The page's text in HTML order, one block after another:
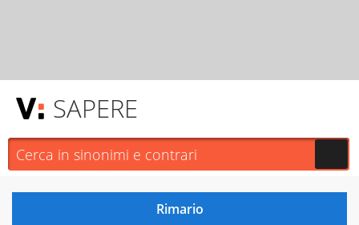
SAPERE